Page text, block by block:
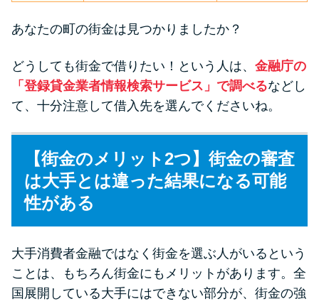
あなたの町の街金は見つかりましたか？
どうしても街金で借りたい！という人は、 金融庁の
「登録貸金業者情報検索サービス」で調べるなどし
て、十分注意して借入先を選んでくださいね。
【街金のメリット2つ】街金の審査
は大手とは違った結果になる可能
性がある
大手消費者金融ではなく街金を選ぶ人がいるという
ことは、もちろん街金にもメリットがあります。全
国展開している大手にはできない部分が、街金の強